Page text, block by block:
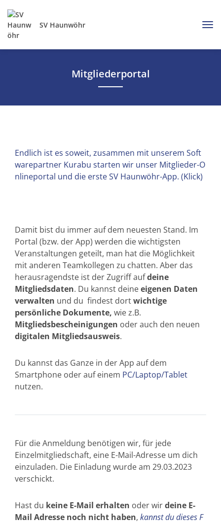
SV Haunwöhr
Mitgliederportal
Endlich ist es soweit, zusammen mit unserem Soft
warepartner Kurabu starten wir unser Mitglieder-O
nlineportal und die erste SV Haunwöhr-App. (Klick)
Damit bist du immer auf dem neuesten Stand. Im
Portal (bzw. der App) werden die wichtigsten
Veranstaltungen geteilt, man hat die Möglichkeit
mit anderen Teamkollegen zu chatten. Aber das
herausragendste ist der Zugriff aufdeine
Mitgliedsdaten. Du kannst deineeigenen Daten
verwalten und du findest dortwichtige
persönliche Dokumente, wie z.B.
Mitgliedsbescheinigungen oder auch den neuen
digitalen Mitgliedsausweis.
Du kannst das Ganze in der App auf dem
Smartphone oder auf einem PC/Laptop/Tablet
nutzen.
Für die Anmeldung benötigen wir, für jede
Einzelmitgliedschaft, eine E-Mail-Adresse um dich
einzuladen. Die Einladung wurde am 29.03.2023
verschickt.
Hast du keine E-Mail erhalten oder wirdeine E-
Mail Adresse noch nicht haben, kannst du dieses F